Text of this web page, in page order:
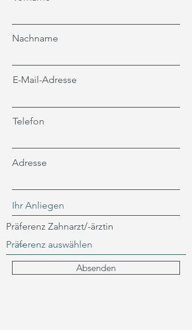
Nachname
E-Mail-Adresse
Telefon
Adresse
Präferenz Zahnarzt/-ärztin
Absenden